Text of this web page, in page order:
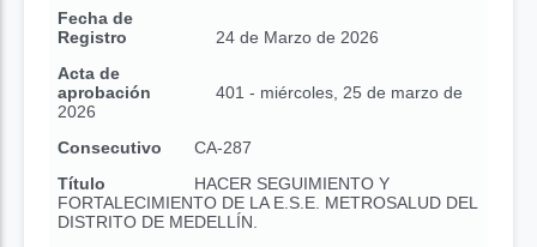
Fecha de
Registro
24 de Marzo de 2026
Acta de
aprobación
401 - miércoles, 25 de marzo de
2026
Consecutivo
CA-287
Título
HACER SEGUIMIENTO Y
FORTALECIMIENTO DE LA E.S.E. METROSALUD DEL
DISTRITO DE MEDELLÍN.